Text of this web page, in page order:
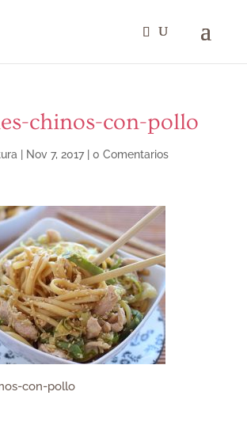
chinos-con-pollo
Nov 7, 2017| 0 Comentarios
con-pollo